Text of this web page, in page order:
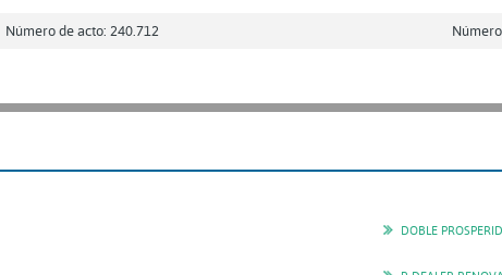
Número de acto: 240.712
DOBLE